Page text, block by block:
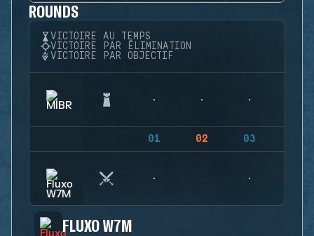
ROUNDS
VICTOIRE AU TEMPS
VICTOIRE PAR ÉLIMINATION
VICTOIRE PAR OBJECTIF
01 02 03
FLUXO W7M